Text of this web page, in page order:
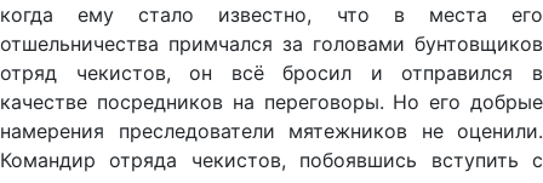
когда ему стало известно, что в места его
отшельничества примчался за головами бунтовщиков
отряд чекистов, он всё бросил и отправился в
качестве посредников на переговоры. Но его добрые
намерения преследователи мятежников не оценили.
Командир отряда чекистов, побоявшись вступить с